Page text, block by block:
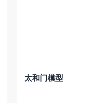
太和门模型